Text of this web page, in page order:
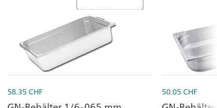
58.35 CHF 50.05 CHF